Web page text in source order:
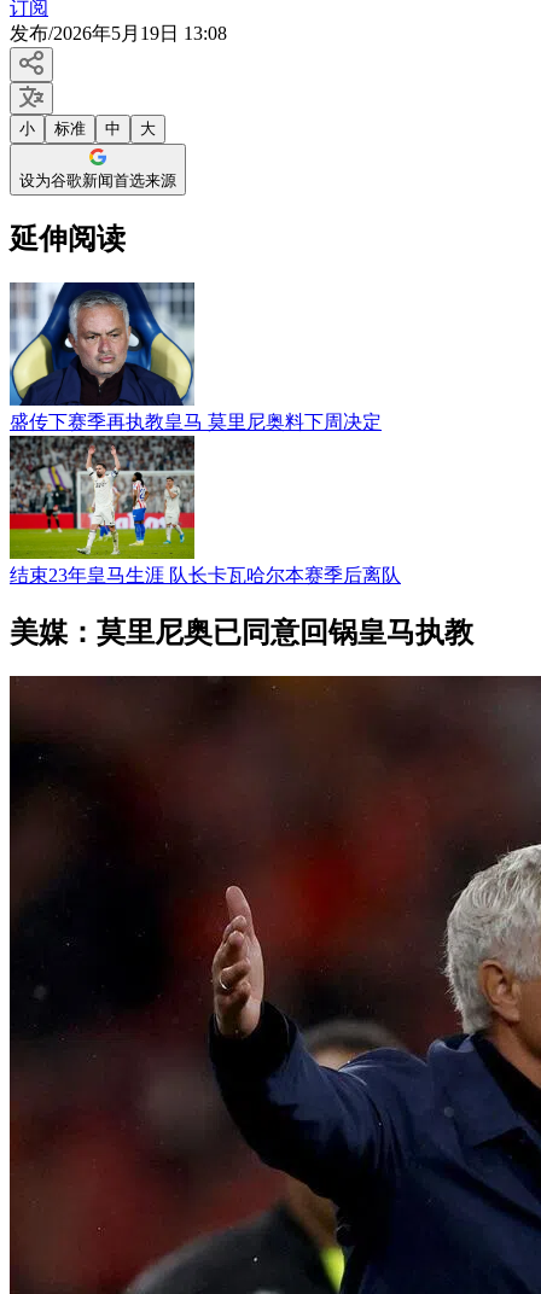
订阅
发布/2026年5月19日 13:08
小 标准 中 大
设为谷歌新闻首选来源
延伸阅读
盛传下赛季再执教皇马 莫里尼奥料下周决定
结束23年皇马生涯 队长卡瓦哈尔本赛季后离队
美媒：莫里尼奥已同意回锅皇马执教